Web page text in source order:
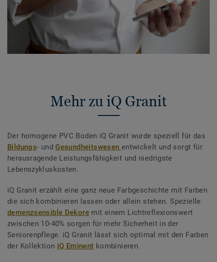
Mehr zu iQ Granit
Der homogene PVC Boden iQ Granit wurde speziell für das
Bildungs- undGesundheitswesen entwickelt und sorgt für
herausragende Leistungsfähigkeit und niedrigste
Lebenszykluskosten.
iQ Granit erzählt eine ganz neue Farbgeschichte mit Farben
die sich kombinieren lassen oder allein stehen. Spezielle
demenzsensible Dekoremit einem Lichtreflexionswert
zwischen 10-40% sorgen für mehr Sicherheit in der
Seniorenpflege. iQ Granit lässt sich optimal mit den Farben
der Kollektion iQ Eminent kombinieren.